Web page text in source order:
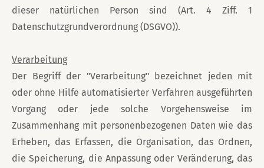
dieser natürlichen Person sind (Art. 4 Ziff. 1
Datenschutzgrundverordnung (DSGVO)).
Verarbeitung
Der Begriff der "Verarbeitung" bezeichnet jeden mit
oder ohne Hilfe automatisierter Verfahren ausgeführten
Vorgang oder jede solche Vorgehensweise im
Zusammenhang mit personenbezogenen Daten wie das
Erheben, das Erfassen, die Organisation, das Ordnen,
die Speicherung, die Anpassung oder Veränderung, das